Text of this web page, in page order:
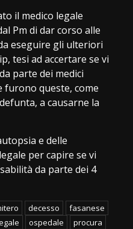
il medico legale
Pm di dar corso alle
eseguire gli ulteriori
tesi ad accertare se vi
parte dei medici
furono queste, come
a causarne la
e delle
per capire se vi
da parte dei 4
decesso
fasanese
ospedale
procura